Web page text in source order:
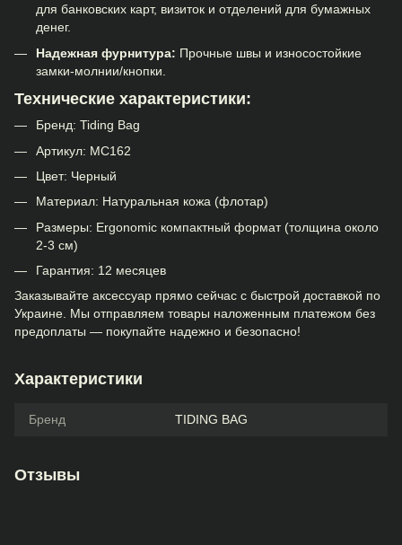
для банковских карт, визиток и отделений для бумажных
денег.
Надежная фурнитура: Прочные швы и износостойкие
замки-молнии/кнопки.
Технические характеристики:
Бренд: Tiding Bag
Артикул: МС162
Цвет: Черный
Материал: Натуральная кожа (флотар)
Размеры: Ergonomic компактный формат (толщина около
2-3 см)
Гарантия: 12 месяцев
Заказывайте аксессуар прямо сейчас с быстрой доставкой по
Украине. Мы отправляем товары наложенным платежом без
предоплаты — покупайте надежно и безопасно!
Характеристики
Бренд TIDING BAG
Отзывы